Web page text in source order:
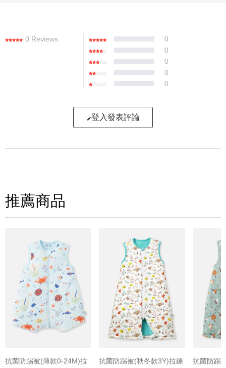
0 Reviews
0
0
0
0
0
登入發表評論
(圖片格式限jpg、jpeg)
推薦商品
抗菌防踢被(薄款0-24M)拉
抗菌防踢被(秋冬款3Y)拉鍊
抗菌防踢